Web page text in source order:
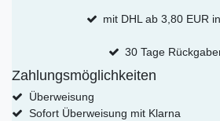
mit DHL ab 3,80 EUR
30 Tage
Zahlungsmöglichkeiten
Überweisung
Sofort Überweisung mit Klarna